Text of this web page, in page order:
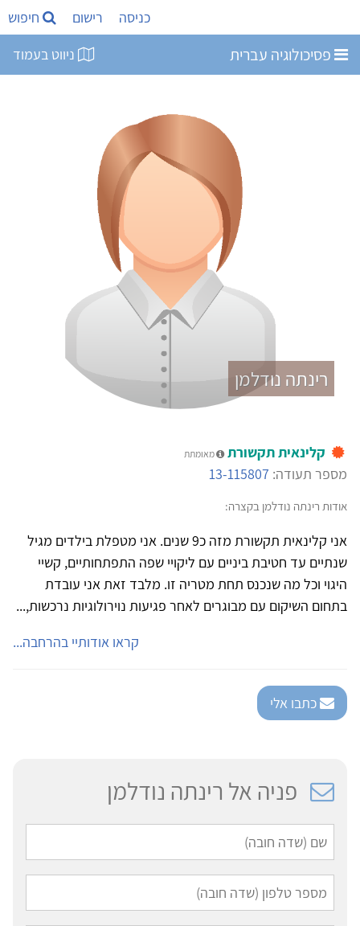
כניסה רישום חיפוש
פסיכולוגיה עברית ניווט בעמוד
רינתה נודלמן
קלינאית תקשורת מאומתת
מספר תעודה: 13-115807
אודות רינתה נודלמן בקצרה:
אני קלינאית תקשורת מזה כ9 שנים. אני מטפלת בילדים מגיל
שנתיים עד חטיבת ביניים עם ליקויי שפה התפתחותיים, קשיי
היגוי וכל מה שנכנס תחת מטריה זו. מלבד זאת אני עובדת
בתחום השיקום עם מבוגרים לאחר פגיעות נוירולוגיות נרכשות,...
קראו אודותיי בהרחבה...
כתבו אלי
פניה אל רינתה נודלמן